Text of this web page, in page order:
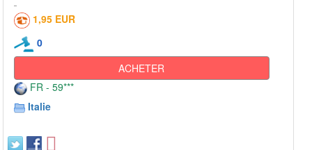
1,95 EUR
0
ACHETER
FR - 59***
Italie